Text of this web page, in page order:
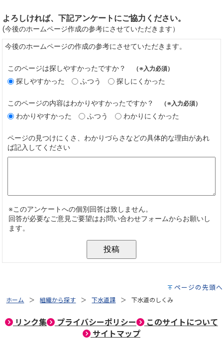
ページの先頭へ
ホーム 組織から探す 下水道課 下水道のしくみ
リンク集 プライバシーポリシー
このサイトについて
サイトマップ